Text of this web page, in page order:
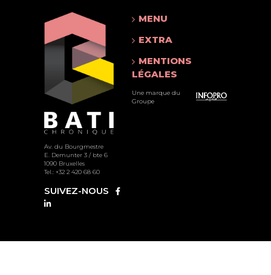
Av. du Bourgmestre
E. Demunter 3 / bte 6
1090 Bruxelles
Tel.: +32 2 420 68 60
SUIVEZ-NOUS
MENU
EXTRA
MENTIONS
LÉGALES
Une marque du
Groupe